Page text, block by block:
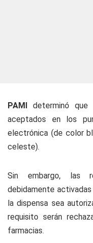
PAMI determinó
aceptados en los
electrónica (de color
celeste).
Sin embargo, las
debidamente
la dispensa sea
requisito serán
farmacias.